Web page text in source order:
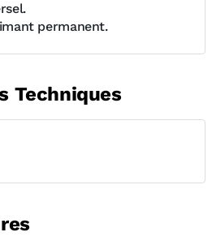
permanent.
Techniques